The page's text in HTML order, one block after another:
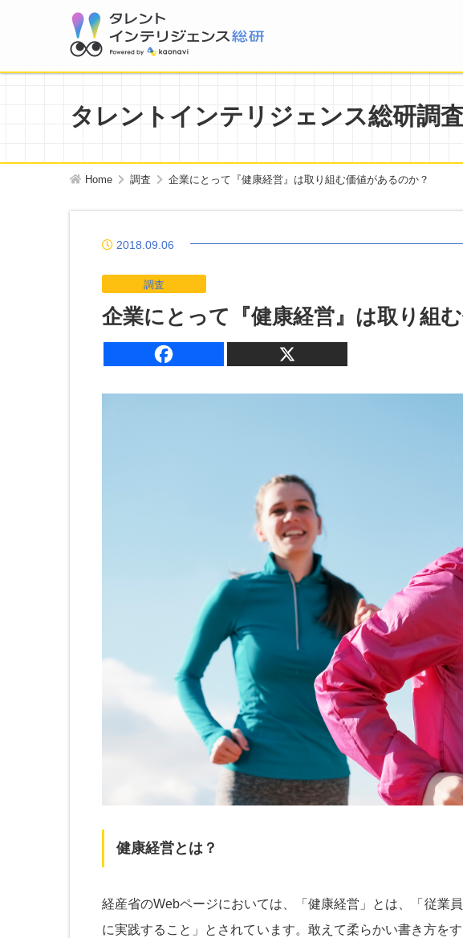
タレントインテリジェンス総研調
Home 調査 企業にとって『健康経営』は取り組む価値があるのか？
2018.09.06
調査
企業にとって『健康経営』は取り組
健康経営とは？
経産省のWebページにおいては、「健康経営」とは、「従業
に実践すること」とされています。敢えて柔らかい書き方を